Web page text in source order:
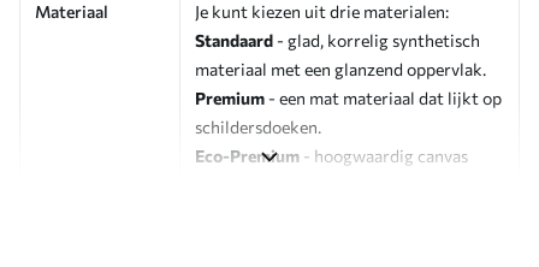
Materiaal
Je kunt kiezen uit drie materialen:
Standaard - glad, korrelig synthetisch
materiaal met een glanzend oppervlak.
Premium - een mat materiaal dat lijkt op
schildersdoeken.
Eco-Premium - hoogwaardig canvas